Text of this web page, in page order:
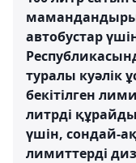
автобустар
туралы куәлік
бекітілген
литрді
үшін, сондай-
лимиттерді